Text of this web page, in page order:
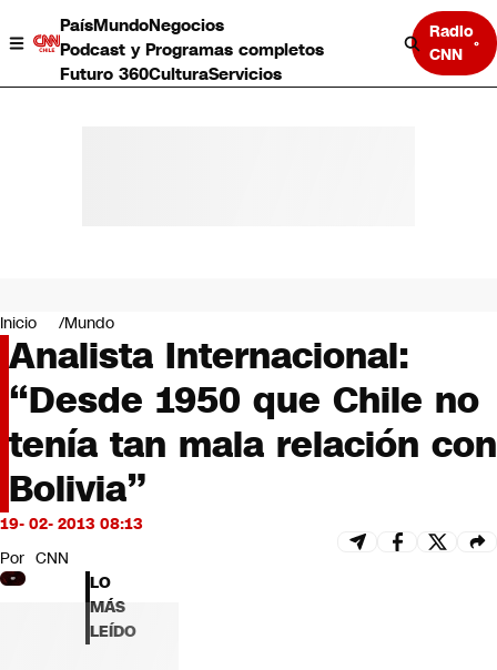
PaísMundoNegocios
Podcast y Programas completos
Futuro 360CulturaServicios
Radio
CNN
Negocios
Deportes
Programas completos
Cultura
Servicios
Bits
CNN tiempo
Futuro 360
Inicio Mundo
Analista Internacional:
“Desde 1950 que Chile no
tenía tan mala relación con
Bolivia”
19- 02- 2013 08:13
Por CNN
LO
MÁS
LEÍDO